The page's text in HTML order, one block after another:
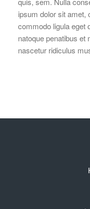
ipsum dolor sit amet,
commodo ligula eget
natoque penatibus et
nascetur ridiculus